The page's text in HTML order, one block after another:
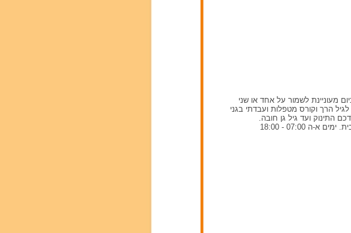
מעוניינת לשמור על אחד או שני
הרך וקורס מטפלות ועבדתי בגני
התינוק ועד גיל גן חובה.
ה 07:00 - 18:00